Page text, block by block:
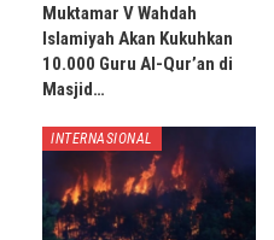
Muktamar V Wahdah
Islamiyah Akan Kukuhkan
10.000 Guru Al-Qur’an di
Masjid…
INTERNASIONAL